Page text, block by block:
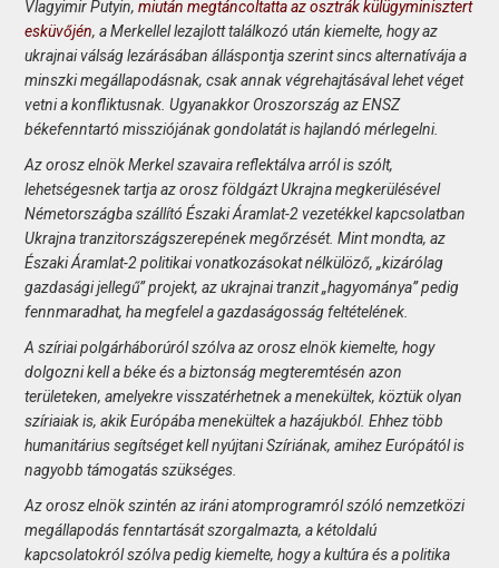
Vlagyimir Putyin,miután megtáncoltatta az osztrák külügyminisztert
esküvőjén, a Merkellel lezajlott találkozó után kiemelte, hogy az
ukrajnai válság lezárásában álláspontja szerint sincs alternatívája a
minszki megállapodásnak, csak annak végrehajtásával lehet véget
vetni a konfliktusnak. Ugyanakkor Oroszország az ENSZ
békefenntartó missziójának gondolatát is hajlandó mérlegelni.
Az orosz elnök Merkel szavaira reflektálva arról is szólt,
lehetségesnek tartja az orosz földgázt Ukrajna megkerülésével
Németországba szállító Északi Áramlat-2 vezetékkel kapcsolatban
Ukrajna tranzitországszerepének megőrzését. Mint mondta, az
Északi Áramlat-2 politikai vonatkozásokat nélkülöző, „kizárólag
gazdasági jellegű” projekt, az ukrajnai tranzit „hagyománya” pedig
fennmaradhat, ha megfelel a gazdaságosság feltételének.
A szíriai polgárháborúról szólva az orosz elnök kiemelte, hogy
dolgozni kell a béke és a biztonság megteremtésén azon
területeken, amelyekre visszatérhetnek a menekültek, köztük olyan
szíriaiak is, akik Európába menekültek a hazájukból. Ehhez több
humanitárius segítséget kell nyújtani Szíriának, amihez Európától is
nagyobb támogatás szükséges.
Az orosz elnök szintén az iráni atomprogramról szóló nemzetközi
megállapodás fenntartását szorgalmazta, a kétoldalú
kapcsolatokról szólva pedig kiemelte, hogy a kultúra és a politika